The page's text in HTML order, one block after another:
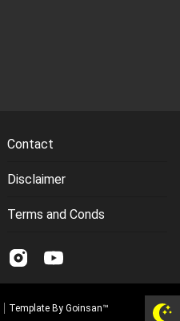
Contact
Disclaimer
Terms and Conds
Template By Goinsan™